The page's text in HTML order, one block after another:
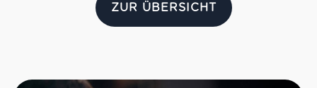
ZUR ÜBERSICHT